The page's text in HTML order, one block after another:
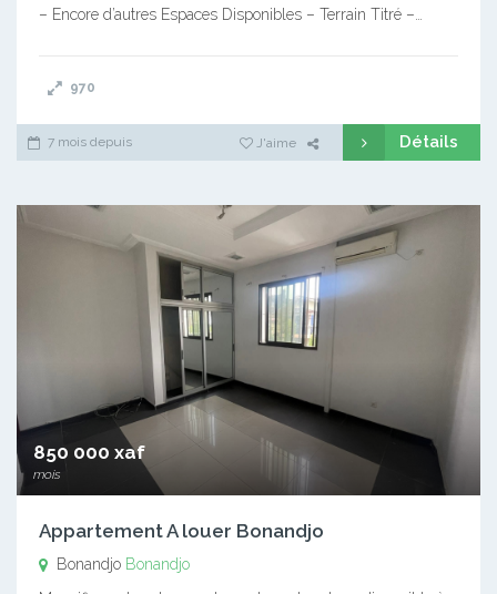
– Encore d’autres Espaces Disponibles – Terrain Titré –…
970
7 mois depuis J'aime Détails
850 000 xaf
mois
Appartement A louer Bonandjo
Bonandjo Bonandjo